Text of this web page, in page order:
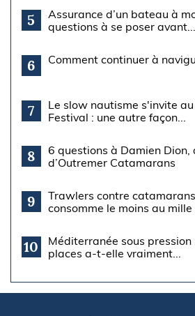
5
Assurance d’un bateau à
questions à se poser avant...
6 Comment continuer à
7
Le slow nautisme s'invite
Festival : une autre façon...
8
6 questions à Damien Dion,
d’Outremer Catamarans
9
Trawlers contre
consomme le moins au mille
10
Méditerranée sous pression
places a-t-elle vraiment...